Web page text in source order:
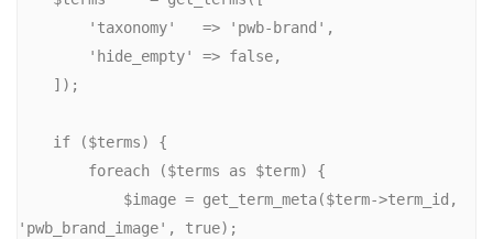
'pwb_brand_image', true);